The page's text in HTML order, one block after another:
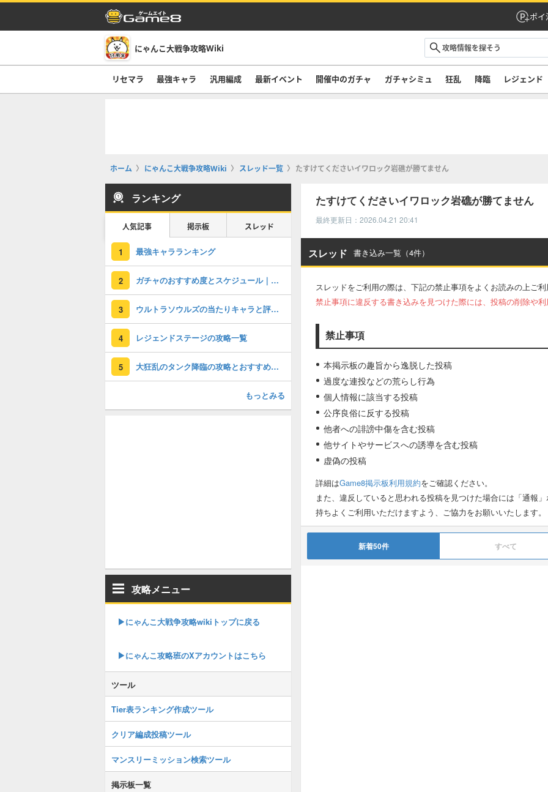
ポイ
にゃんこ大戦争攻略Wiki
リセマラ 最強キャラ 汎用編成 最新イベント 開催中のガチャ ガチャシミュ 狂乱 降臨 レジェンド
ホーム にゃんこ大戦争攻略Wiki スレッド一覧 たすけてくださいイワロック岩礁が勝てません
たすけてくださいイワロック岩礁が勝てません
最終更新日：2026.04.21 20:41
スレッド 書き込み一覧（4件）
スレッドをご利用の際は、下記の禁止事項をよくお読みの上ご
禁止事項に違反する書き込みを見つけた際には、投稿の削除や
禁止事項
本掲示板の趣旨から逸脱した投稿
過度な連投などの荒らし行為
個人情報に該当する投稿
公序良俗に反する投稿
他者への誹謗中傷を含む投稿
他サイトやサービスへの誘導を含む投稿
虚偽の投稿
詳細はGame8掲示板利用規約をご確認ください。
また、違反していると思われる投稿を見つけた場合には「通報
持ちよくご利用いただけますよう、ご協力をお願いいたします。
新着50件 すべて
ランキング
人気記事 掲示板 スレッド
1 最強キャラランキング
2 ガチャのおすすめ度とスケジュール｜今引くべきガチャ
3 ウルトラソウルズの当たりキャラと評価｜引くべき？
4 レジェンドステージの攻略一覧
5 大狂乱のタンク降臨の攻略とおすすめキャラ
もっとみる
攻略メニュー
▶︎にゃんこ大戦争攻略wikiトップに戻る
▶︎にゃんこ攻略班のXアカウントはこちら
ツール
Tier表ランキング作成ツール
クリア編成投稿ツール
マンスリーミッション検索ツール
掲示板一覧